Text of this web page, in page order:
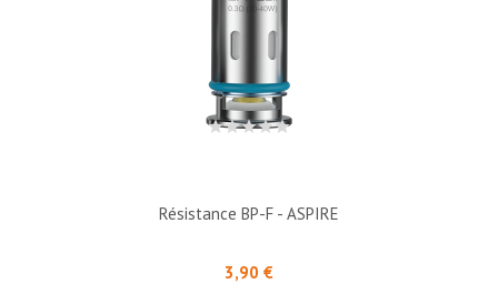
Résistance BP-F - ASPIRE
3,90 €